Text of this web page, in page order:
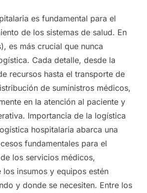
es fundamental para el
de los sistemas de salud. En
es más crucial que nunca
Cada detalle, desde la
recursos hasta el transporte de
de suministros médicos,
en la atención al paciente y
Importancia de la logística
hospitalaria abarca una
fundamentales para el
los servicios médicos,
los insumos y equipos estén
y donde se necesiten. Entre los